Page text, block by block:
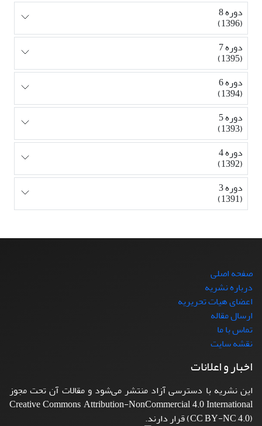
دوره 8
(1396)
دوره 7
(1395)
دوره 6
(1394)
دوره 5
(1393)
دوره 4
(1392)
دوره 3
(1391)
صفحه اصلی
درباره نشریه
اعضای هیات تحریریه
ارسال مقاله
تماس با ما
نقشه سایت
اخبار و اعلانات
این نشریه با دسترسی آزاد منتشر می‌شود و مقالات آن تحت مجوز
Creative Commons Attribution-NonCommercial 4.0 International
(CC BY-NC 4.0) قرار دارند.